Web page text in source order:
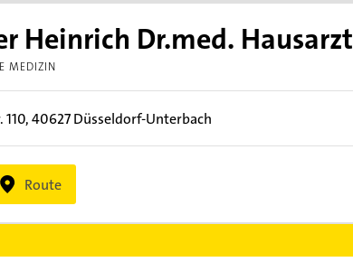
Heinrich Dr.med. Hausarzt
MEDIZIN
40627Düsseldorf-Unterbach
Route